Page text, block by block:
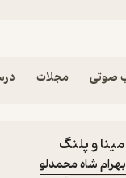
صوتی مجلات
و پلنگ
بهرام شاه محمدلو